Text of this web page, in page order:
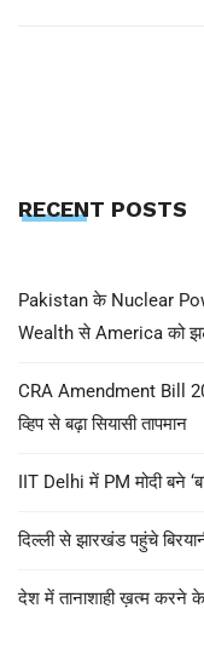
RECENT POSTS
Pakistan के Nuclear
Wealth से America को
CRA Amendment Bill
व्हिप से बढ़ा सियासी तापमान
IIT Delhi में PM मोदी बने
दिल्ली से झारखंड पहुंचे
देश में तानाशाही ख़त्म करने